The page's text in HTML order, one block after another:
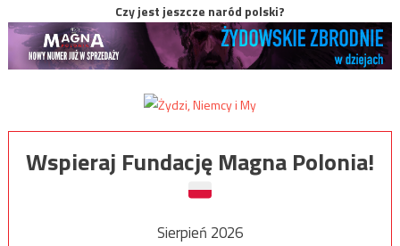
Czy jest jeszcze naród polski?
Wspieraj Fundację Magna Polonia!
Sierpień 2026